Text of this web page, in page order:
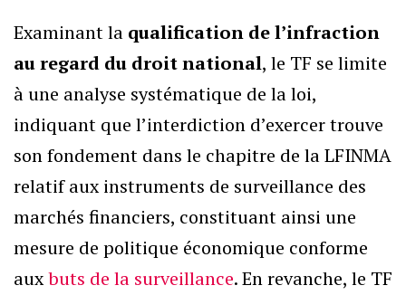
Examinant la qualification de l’infraction
au regard du droit national, le TF se limite
à une analyse systématique de la loi,
indiquant que l’interdiction d’exercer trouve
son fondement dans le chapitre de la LFINMA
relatif aux instruments de surveillance des
marchés financiers, constituant ainsi une
mesure de politique économique conforme
auxbuts de la surveillance. En revanche, le TF